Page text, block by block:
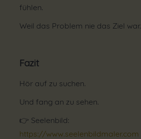
fühlen.
Weil das Problem nie das Ziel war.
Fazit
Hör auf zu suchen.
Und fang an zu sehen.
👉 Seelenbild:
https://www.seelenbildmaler.com